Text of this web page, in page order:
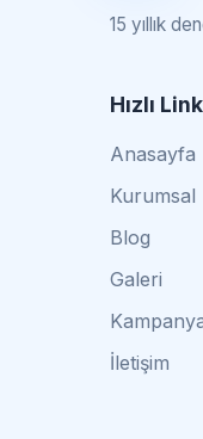
15 yıllık
Hızlı
Anasayfa
Kurumsal
Blog
Galeri
İletişim